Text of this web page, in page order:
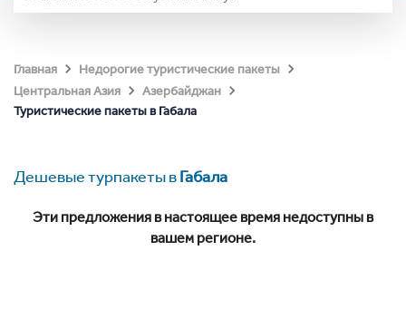
Главная
Недорогие туристические пакеты
Центральная Азия
Азербайджан
Туристические пакеты в Габала
Дешевые турпакеты вГабала
Эти предложения в настоящее время недоступны в
вашем регионе.